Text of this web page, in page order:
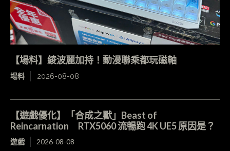
【場料】綾波麗加持！動漫聯乘都玩磁軸
場料 2026-08-08
【遊戲優化】「合成之獸」Beast of
Reincarnation RTX5060 流暢跑 4K UE5 原因是？
遊戲 2026-08-08